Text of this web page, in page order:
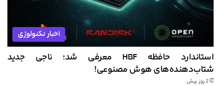
اخبار تکنولوژی
استاندارد حافظه HBF معرفی شد؛ ناجی جدید
شتاب‌دهنده‌های هوش مصنوعی!
2 روز پیش